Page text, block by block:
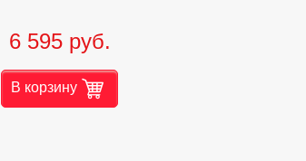
6 595 руб.
В корзину